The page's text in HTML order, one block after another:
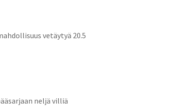
vetäytyä 20.5
neljä villiä